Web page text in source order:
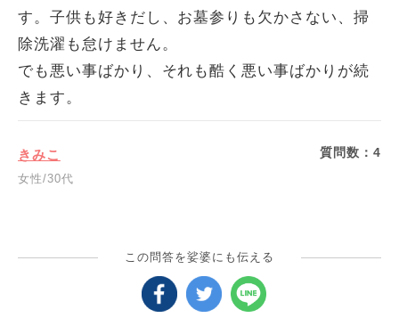
す。子供も好きだし、お墓参りも欠かさない、掃
除洗濯も怠けません。
でも悪い事ばかり、それも酷く悪い事ばかりが続
きます。
きみこ
女性/30代
質問数：4
この問答を娑婆にも伝える